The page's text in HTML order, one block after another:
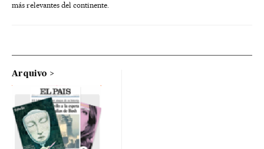
más relevantes del continente.
Arquivo